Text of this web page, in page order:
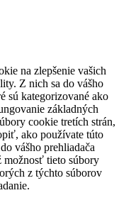
na zlepšenie vašich
Z nich sa do vášho
sú kategorizované ako
základných
cookie tretích strán,
ako používate túto
vášho prehliadača
možnosť tieto súbory
z týchto súborov